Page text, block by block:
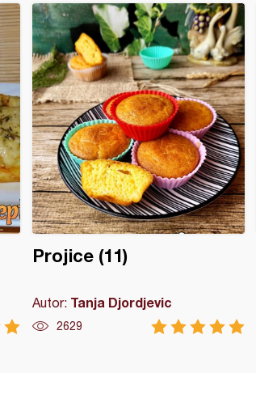
Projice (11)
Autor: Tanja Djordjevic
2629